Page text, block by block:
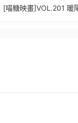
[喵糖映畫]VOL.201 暖